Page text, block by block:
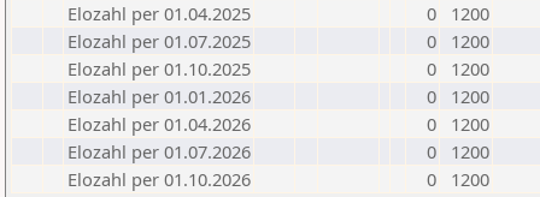
Elozahl per 01.04.2025
0
1200
Elozahl per 01.07.2025
0
1200
Elozahl per 01.10.2025
0
1200
Elozahl per 01.01.2026
0
1200
Elozahl per 01.04.2026
0
1200
Elozahl per 01.07.2026
0
1200
Elozahl per 01.10.2026
0 1200